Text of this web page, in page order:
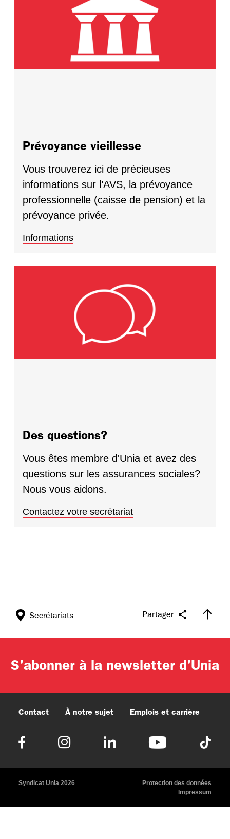
Prévoyance vieillesse
Vous trouverez ici de précieuses
informations sur l’AVS, la prévoyance
professionnelle (caisse de pension) et la
prévoyance privée.
Informations
Des questions?
Vous êtes membre d'Unia et avez des
questions sur les assurances sociales?
Nous vous aidons.
Contactez votre secrétariat
Partager
Secrétariats
S'abonner à la newsletter d'Unia
Contact À notre sujet Emplois et carrière
Syndicat Unia 2026
Protection des données
Impressum